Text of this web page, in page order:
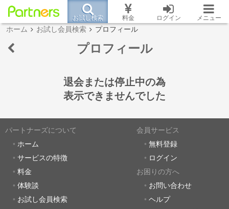
お試し検索 料金 ログイン メニュー
ホーム お試し会員検索 プロフィール
プロフィール
退会または停止中の為
表示できませんでした
パートナーズについて
ホーム
サービスの特徴
料金
体験談
お試し会員検索
会員サービス
無料登録
ログイン
お困りの方へ
お問い合わせ
ヘルプ